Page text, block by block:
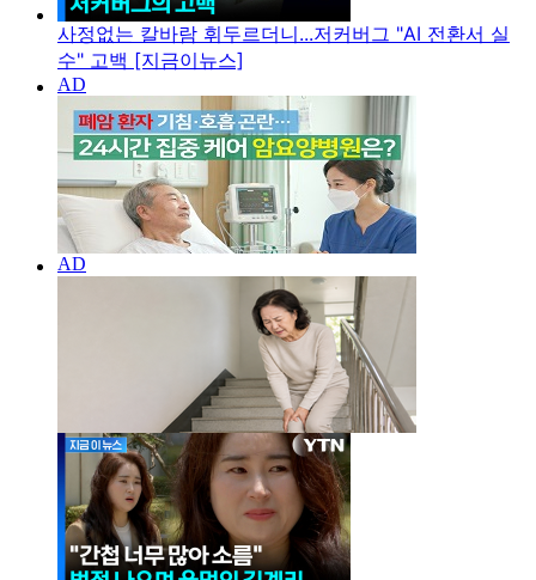
사정없는 칼바람 휘두르더니...저커버그 "AI 전환서 실
수" 고백 [지금이뉴스]